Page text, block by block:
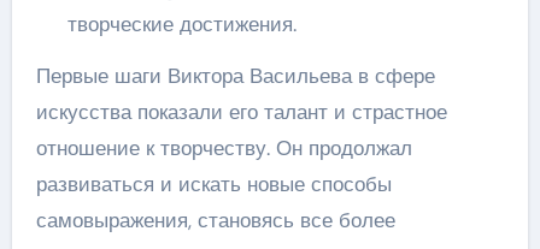
творческие достижения.
Первые шаги Виктора Васильева в сфере
искусства показали его талант и страстное
отношение к творчеству. Он продолжал
развиваться и искать новые способы
самовыражения, становясь все более